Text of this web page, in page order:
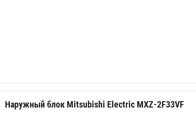
Наружный блок Mitsubishi Electric MXZ-2F33VF